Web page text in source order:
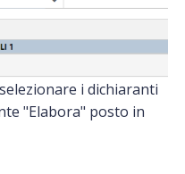
i dichiaranti
"Elabora" posto in